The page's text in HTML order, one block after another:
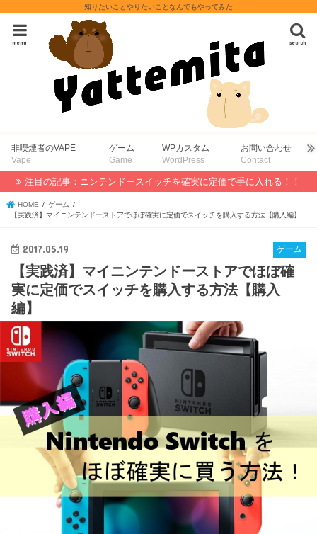
知りたいことやりたいことなんでもやってみた
search
menu
非喫煙者のVAPE
Vape
ゲーム
Game
WPカスタム
WordPress
お問い合わせ
Contact
注目の記事：ニンテンドースイッチを確実に定価で手に入れる！！
HOME
ゲーム
【実践済】マイニンテンドーストアでほぼ確実に定価でスイッチを購入する方法【購入編】
ゲーム
2017.05.19
【実践済】マイニンテンドーストアでほぼ確
実に定価でスイッチを購入する方法【購入
編】